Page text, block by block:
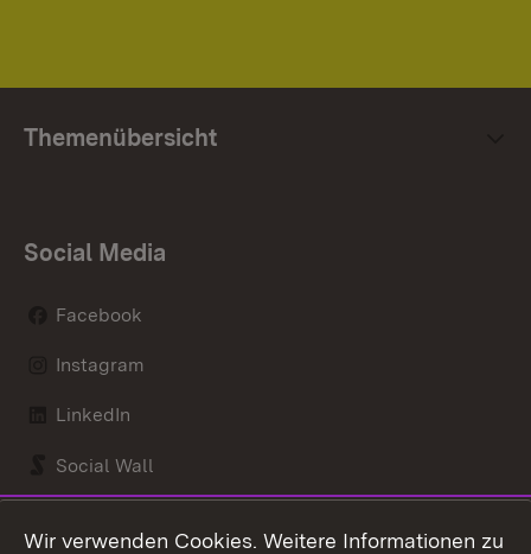
Themenübersicht
Social Media
Facebook
Instagram
LinkedIn
Social Wall
Wir verwenden Cookies. Weitere Informationen zu